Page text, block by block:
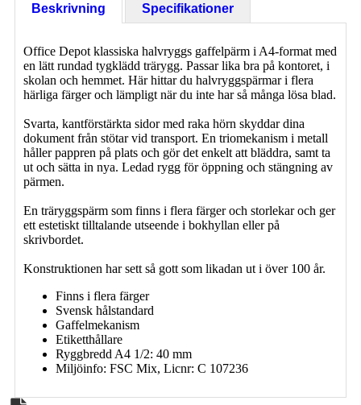
Beskrivning
Specifikationer
Office Depot klassiska halvryggs gaffelpärm i A4-format med
en lätt rundad tygklädd trärygg. Passar lika bra på kontoret, i
skolan och hemmet. Här hittar du halvryggspärmar i flera
härliga färger och lämpligt när du inte har så många lösa blad.
Svarta, kantförstärkta sidor med raka hörn skyddar dina
dokument från stötar vid transport. En triomekanism i metall
håller pappren på plats och gör det enkelt att bläddra, samt ta
ut och sätta in nya. Ledad rygg för öppning och stängning av
pärmen.
En träryggspärm som finns i flera färger och storlekar och ger
ett estetiskt tilltalande utseende i bokhyllan eller på
skrivbordet.
Konstruktionen har sett så gott som likadan ut i över 100 år.
Finns i flera färger
Svensk hålstandard
Gaffelmekanism
Etiketthållare
Ryggbredd A4 1/2: 40 mm
Miljöinfo: FSC Mix, Licnr: C 107236